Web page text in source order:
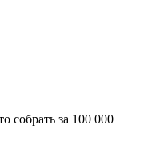
собрать за 100 000